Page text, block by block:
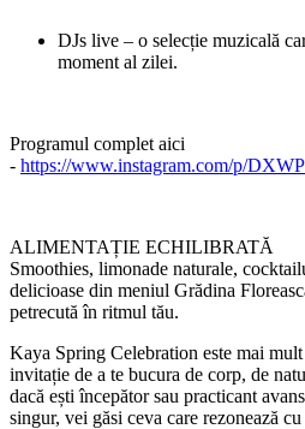
DJs live – o selecție muzicală
moment al zilei.
Programul complet aici
- https://www.instagram.com/p/
ALIMENTAȚIE ECHILIBRATĂ
Smoothies, limonade naturale,
delicioase din meniul Grădina
petrecută în ritmul tău.
Kaya Spring Celebration este mai
invitație de a te bucura de corp, de
dacă ești începător sau practicant
singur, vei găsi ceva care rezonează